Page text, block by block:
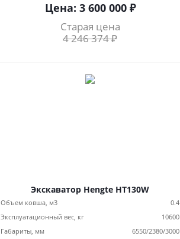
Цена: 3 600 000₽
Старая цена
4 246 374₽
Экскаватор Hengte HT130W
Объем ковша, м3
0.4
Эксплуатационный вес, кг
10600
Габариты, мм
6550/2380/3000